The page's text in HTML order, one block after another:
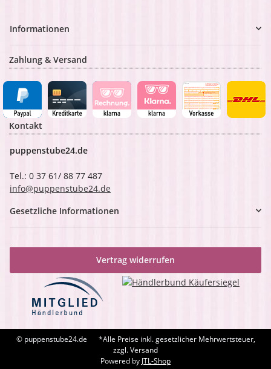
Informationen
Zahlung & Versand
Kontakt
puppenstube24.de
Tel.: 0 37 61/ 88 77 487
info@puppenstube24.de
Gesetzliche Informationen
Vertrag widerrufen
© puppenstube24.de
*Alle Preise inkl. gesetzlicher Mehrwertsteuer,
zzgl. Versand
Powered by JTL-Shop